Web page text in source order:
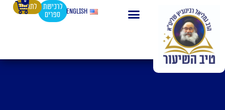
English
לרכישת
ספרים
לתרומה
עגלת